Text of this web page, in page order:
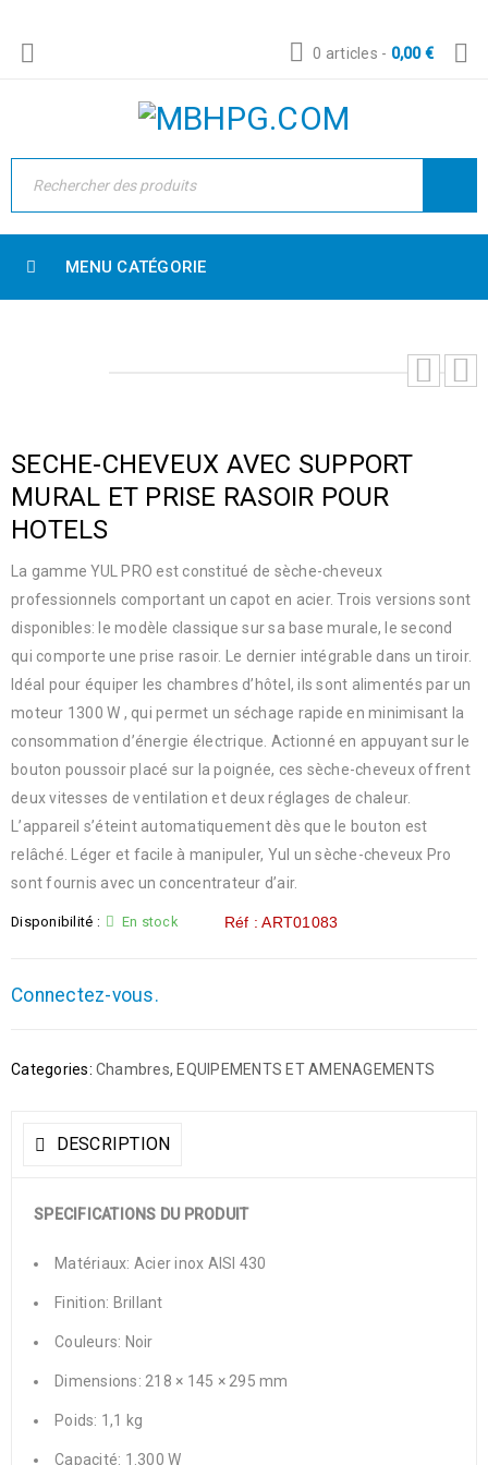
0 articles - 0,00€
MENU CATÉGORIE
SECHE-CHEVEUX AVEC SUPPORT
MURAL ET PRISE RASOIR POUR
HOTELS
La gamme YUL PRO est constitué de sèche-cheveux
professionnels comportant un capot en acier. Trois versions sont
disponibles: le modèle classique sur sa base murale, le second
qui comporte une prise rasoir. Le dernier intégrable dans un tiroir.
Idéal pour équiper les chambres d’hôtel, ils sont alimentés par un
moteur 1300 W , qui permet un séchage rapide en minimisant la
consommation d’énergie électrique. Actionné en appuyant sur le
bouton poussoir placé sur la poignée, ces sèche-cheveux offrent
deux vitesses de ventilation et deux réglages de chaleur.
L’appareil s’éteint automatiquement dès que le bouton est
relâché. Léger et facile à manipuler, Yul un sèche-cheveux Pro
sont fournis avec un concentrateur d’air.
Disponibilité : En stock Réf : ART01083
Connectez-vous.
Categories: Chambres, EQUIPEMENTS ET AMENAGEMENTS
DESCRIPTION
SPECIFICATIONS DU PRODUIT
Matériaux: Acier inox AISI 430
Finition: Brillant
Couleurs: Noir
Dimensions: 218 × 145 × 295 mm
Poids: 1,1 kg
Capacité: 1.300 W